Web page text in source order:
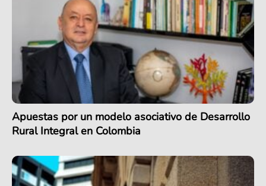
Apuestas por un modelo asociativo de Desarrollo
Rural Integral en Colombia